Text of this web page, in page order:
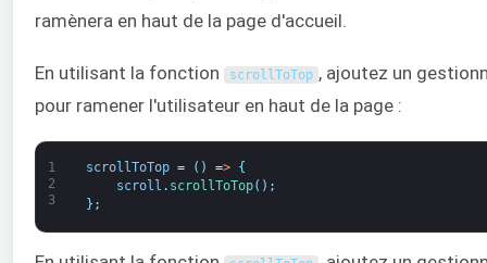
ramènera en haut de la page d'accueil.
En utilisant la fonction scrollToTop , ajoutez un
pour ramener l'utilisateur en haut de la page :
1
2
3
scrollToTop = ( ) =>
{
scroll . scrollToTop( ) ;
} ;